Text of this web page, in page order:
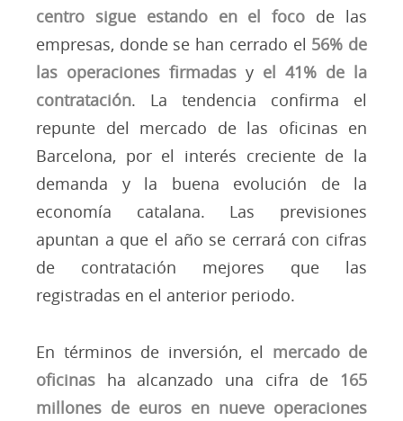
centro sigue estando en el foco de las
empresas, donde se han cerrado el 56% de
las operaciones firmadas y el 41% de la
contratación. La tendencia confirma el
repunte del mercado de las oficinas en
Barcelona, por el interés creciente de la
demanda y la buena evolución de la
economía catalana. Las previsiones
apuntan a que el año se cerrará con cifras
de contratación mejores que las
registradas en el anterior periodo.
En términos de inversión, el mercado de
oficinas ha alcanzado una cifra de 165
millones de euros en nueve operaciones